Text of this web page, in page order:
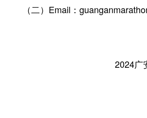
（二）Email：
2024广